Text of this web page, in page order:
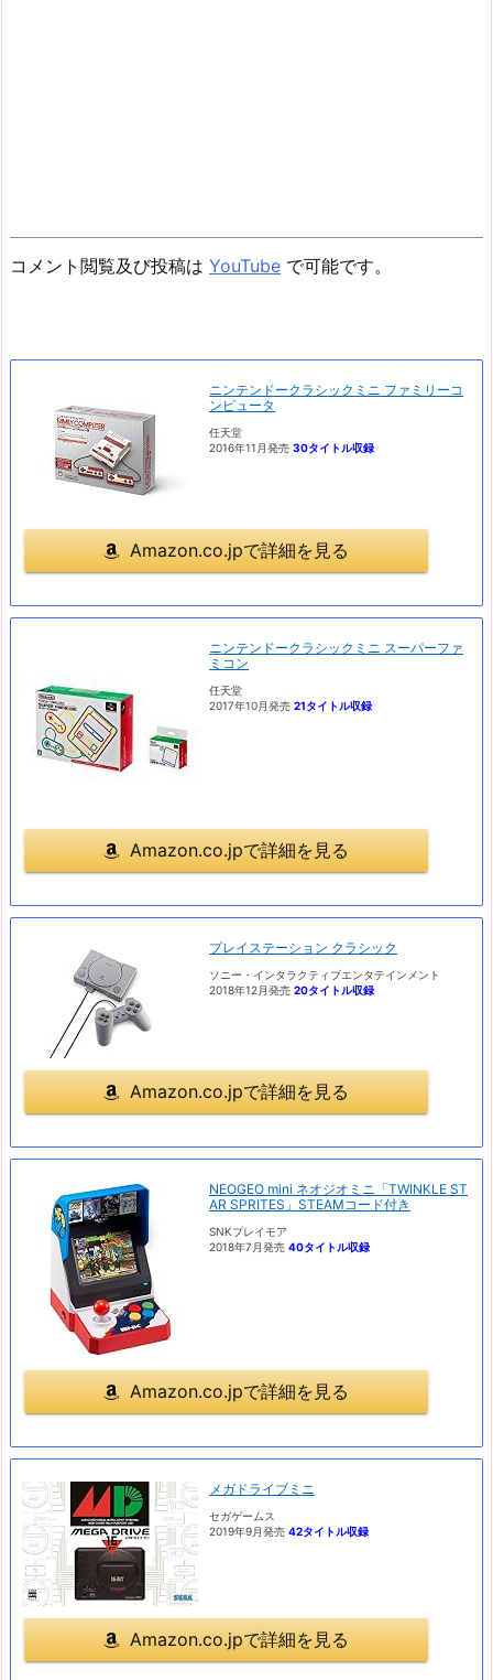
コメント閲覧及び投稿は YouTube で可能です。
ニンテンドークラシックミニ ファミリーコ
ンピュータ
任天堂
2016年11月発売 30タイトル収録
Amazon.co.jpで詳細を見る
ニンテンドークラシックミニ スーパーファ
ミコン
任天堂
2017年10月発売 21タイトル収録
Amazon.co.jpで詳細を見る
プレイステーション クラシック
ソニー・インタラクティブエンタテインメント
2018年12月発売 20タイトル収録
Amazon.co.jpで詳細を見る
NEOGEO mini ネオジオミニ「TWINKLE ST
AR SPRITES」STEAMコード付き
SNKプレイモア
2018年7月発売 40タイトル収録
Amazon.co.jpで詳細を見る
メガドライブミニ
セガゲームス
2019年9月発売 42タイトル収録
Amazon.co.jpで詳細を見る